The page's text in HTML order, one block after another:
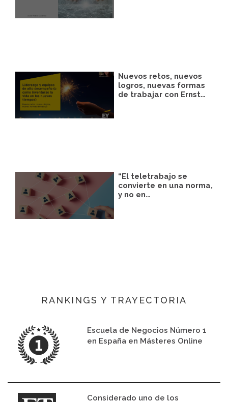
Nuevos retos, nuevos
logros, nuevas formas
de trabajar con Ernst…
“El teletrabajo se
convierte en una norma,
y no en…
RANKINGS Y TRAYECTORIA
Escuela de Negocios Número 1
en España en Másteres Online
Considerado uno de los